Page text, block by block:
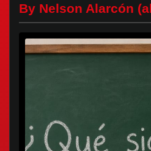
By Nelson Alarcón